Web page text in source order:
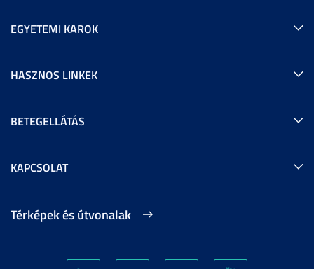
EGYETEMI KAROK
HASZNOS LINKEK
BETEGELLÁTÁS
KAPCSOLAT
Térképek és útvonalak